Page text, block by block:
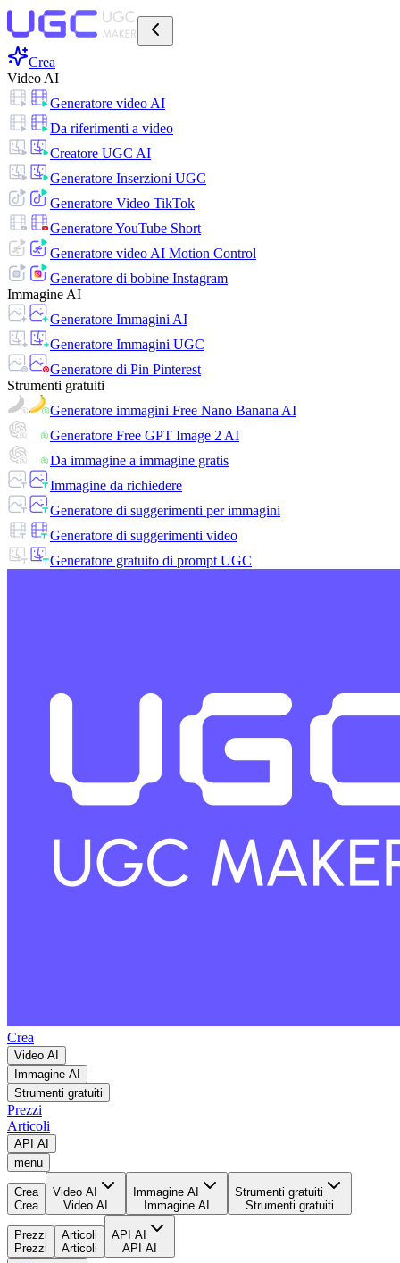
Crea
Video AI
Generatore video AI
Da riferimenti a video
Creatore UGC AI
Generatore Inserzioni UGC
Generatore Video TikTok
Generatore YouTube Short
Generatore video AI Motion Control
Generatore di bobine Instagram
Immagine AI
Generatore Immagini AI
Generatore Immagini UGC
Generatore di Pin Pinterest
Strumenti gratuiti
Generatore immagini Free Nano Banana AI
Generatore Free GPT Image 2 AI
Da immagine a immagine gratis
Immagine da richiedere
Generatore di suggerimenti per immagini
Generatore di suggerimenti video
Generatore gratuito di prompt UGC
Crea
Video AI
Immagine AI
Strumenti gratuiti
Prezzi
Articoli
API AI
menu
Crea
Crea
Video AI
Video AI
Immagine AI
Immagine AI
Strumenti gratuiti
Strumenti gratuiti
Prezzi
Prezzi
Articoli
Articoli
API AI
API AI